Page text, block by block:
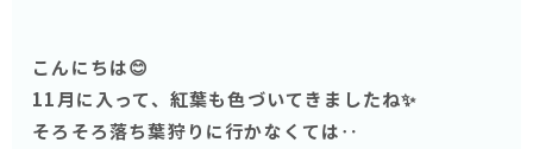
こんにちは😊
11月に入って、紅葉も色づいてきましたね✨
そろそろ落ち葉狩りに行かなくては‥